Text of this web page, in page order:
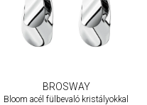
BROSWAY
Bloom acél fülbevaló kristályokkal